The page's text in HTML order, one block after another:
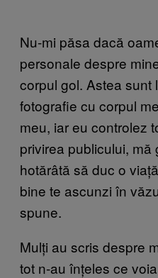
Nu-mi păsa dacă
personale despre
corpul gol. Astea sunt
fotografie cu corpul
meu, iar eu controlez
privirea publicului, mă
hotărâtă să duc o
bine te ascunzi în
spune.
Mulți au scris despre
tot n-au înțeles ce